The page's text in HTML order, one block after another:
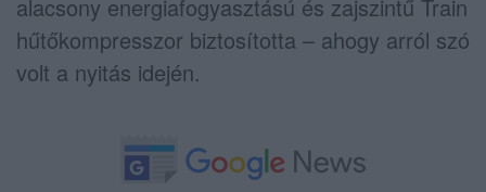
alacsony energiafogyasztású és zajszintű Train
hűtőkompresszor biztosította – ahogy arról szó
volt a nyitás idején.